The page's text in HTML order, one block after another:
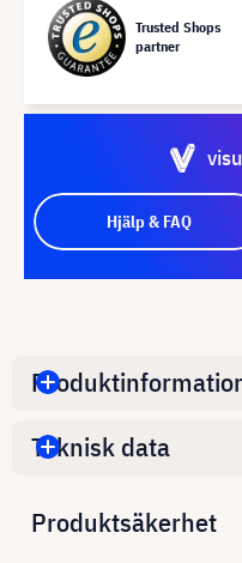
Trusted Shops
partner
Hjälp & FAQ
Teknisk data
Produktsäkerhet